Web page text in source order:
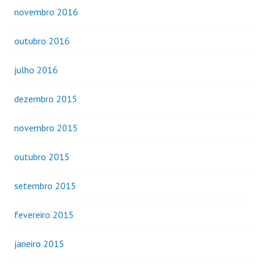
novembro 2016
outubro 2016
julho 2016
dezembro 2015
novembro 2015
outubro 2015
setembro 2015
fevereiro 2015
janeiro 2015